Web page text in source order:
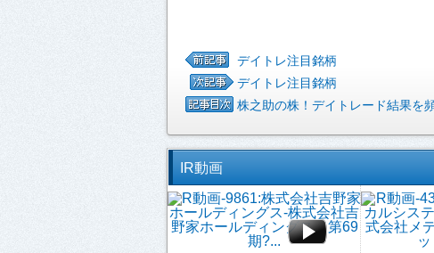
デイトレ注目銘柄
デイトレ注目銘柄
株之助の株！デイトレード結果を
IR動画